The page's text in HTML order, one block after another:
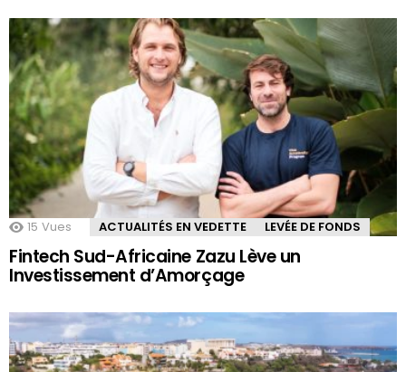
15 Vues ACTUALITÉS EN VEDETTE LEVÉE DE FONDS
Fintech Sud-Africaine Zazu Lève un
Investissement d’Amorçage